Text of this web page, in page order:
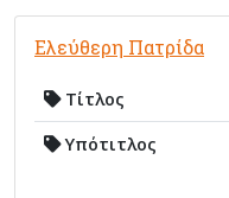
Ελεύθερη Πατρίδα
Τίτλος
Υπότιτλος